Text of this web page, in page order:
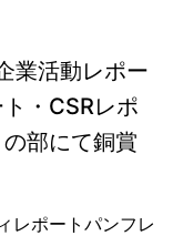
業活動レポー
・CSRレポ
部にて銅賞
業活動レポー
レポートパンフレ